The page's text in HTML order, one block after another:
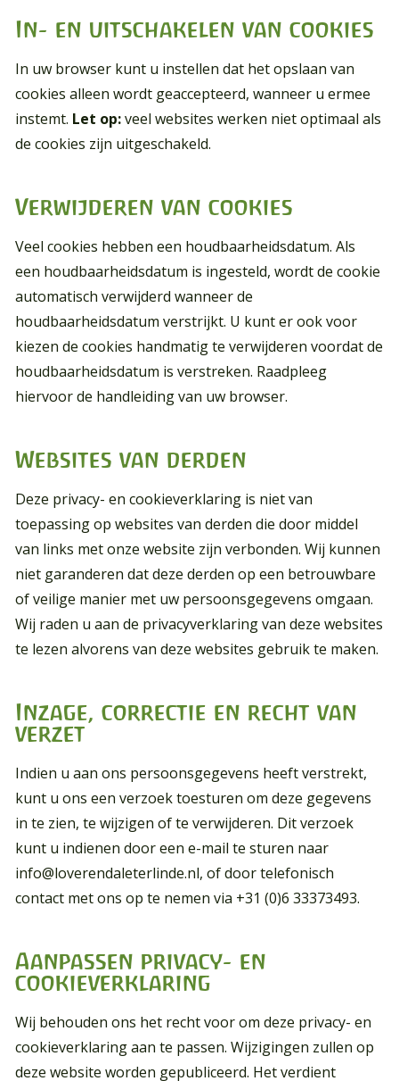
In- en uitschakelen van cookies
In uw browser kunt u instellen dat het opslaan van
cookies alleen wordt geaccepteerd, wanneer u ermee
instemt. Let op:veel websites werken niet optimaal als
de cookies zijn uitgeschakeld.
Verwijderen van cookies
Veel cookies hebben een houdbaarheidsdatum. Als
een houdbaarheidsdatum is ingesteld, wordt de cookie
automatisch verwijderd wanneer de
houdbaarheidsdatum verstrijkt. U kunt er ook voor
kiezen de cookies handmatig te verwijderen voordat de
houdbaarheidsdatum is verstreken. Raadpleeg
hiervoor de handleiding van uw browser.
Websites van derden
Deze privacy- en cookieverklaring is niet van
toepassing op websites van derden die door middel
van links met onze website zijn verbonden. Wij kunnen
niet garanderen dat deze derden op een betrouwbare
of veilige manier met uw persoonsgegevens omgaan.
Wij raden u aan de privacyverklaring van deze websites
te lezen alvorens van deze websites gebruik te maken.
Inzage, correctie en recht van
verzet
Indien u aan ons persoonsgegevens heeft verstrekt,
kunt u ons een verzoek toesturen om deze gegevens
in te zien, te wijzigen of te verwijderen. Dit verzoek
kunt u indienen door een e-mail te sturen naar
info@loverendaleterlinde.nl, of door telefonisch
contact met ons op te nemen via +31 (0)6 33373493.
Aanpassen privacy- en
cookieverklaring
Wij behouden ons het recht voor om deze privacy- en
cookieverklaring aan te passen. Wijzigingen zullen op
deze website worden gepubliceerd. Het verdient